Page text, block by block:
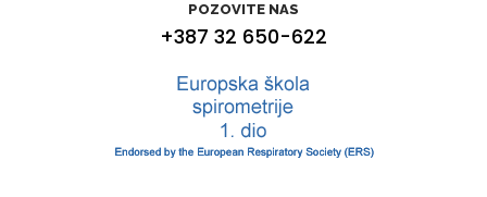
POZOVITE NAS
+387 32 650-622